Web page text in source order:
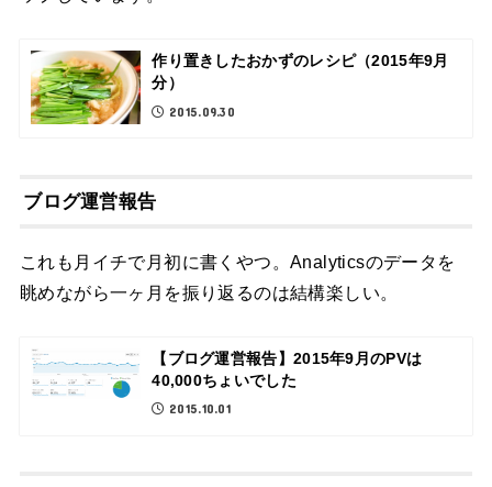
作り置きしたおかずのレシピ（2015年9月
分）
2015.09.30
ブログ運営報告
これも月イチで月初に書くやつ。Analyticsのデータを
眺めながら一ヶ月を振り返るのは結構楽しい。
【ブログ運営報告】2015年9月のPVは
40,000ちょいでした
2015.10.01